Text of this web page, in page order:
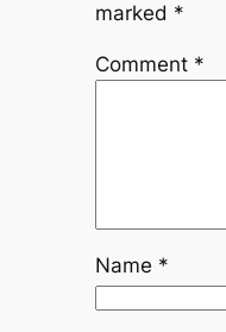
marked *
Comment *
Name *